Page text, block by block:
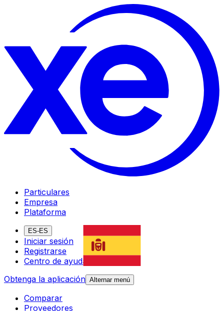
Particulares
Empresa
Plataforma
ES-ES
Iniciar sesión
Registrarse
Centro de ayuda
Obtenga la aplicación Alternar menú
Comparar
Proveedores